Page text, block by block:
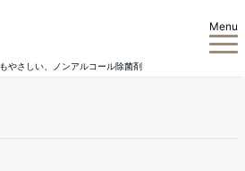
やさしい、ノンアルコール除菌剤
Menu